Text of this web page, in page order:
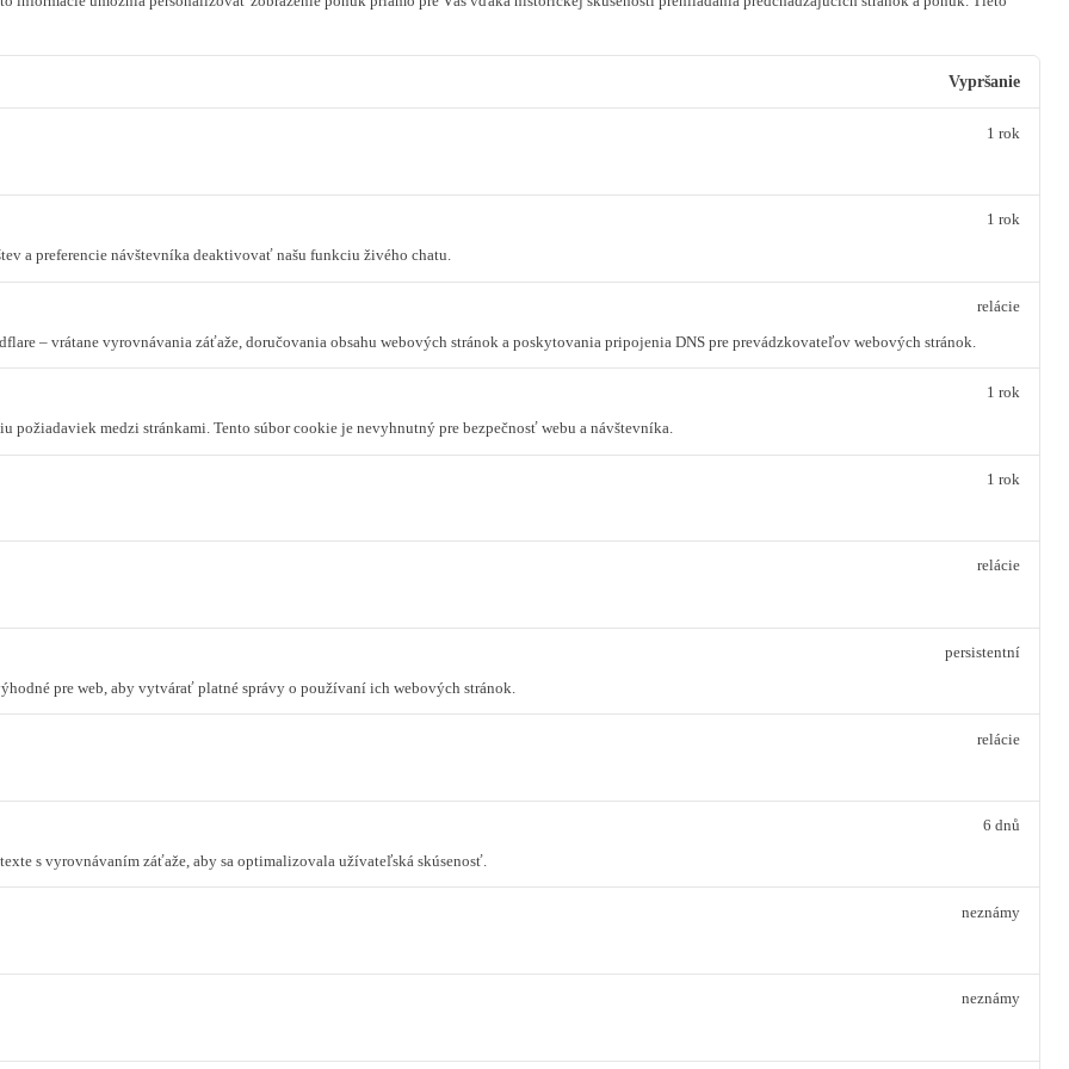
Vypršanie
1 rok
a preferencie návštevníka deaktivovať našu funkciu živého chatu.
1 rok
– vrátane vyrovnávania záťaže, doručovania obsahu webových stránok a poskytovania pripojenia DNS pre prevádzkovateľov webových stránok.
relácie
medzi stránkami. Tento súbor cookie je nevyhnutný pre bezpečnosť webu a návštevníka.
1 rok
1 rok
relácie
pre web, aby vytvárať platné správy o používaní ich webových stránok.
persistentní
relácie
s vyrovnávaním záťaže, aby sa optimalizovala užívateľská skúsenosť.
6 dnů
neznámy
neznámy